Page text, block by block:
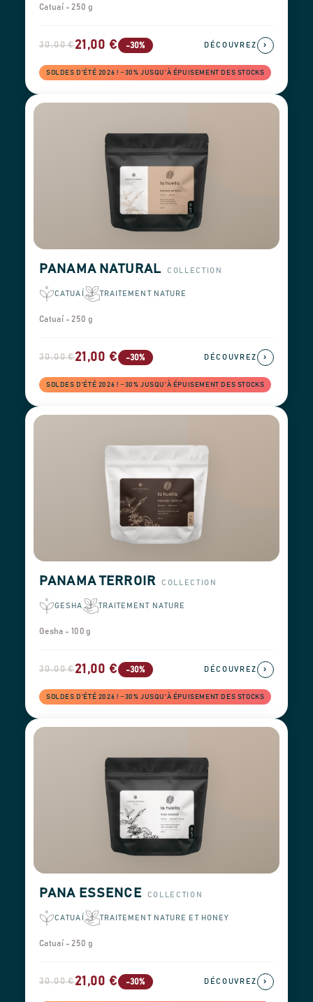
Catuaí - 250 g
30,00 €21,00 € -30%
SOLDES D'ÉTÉ 2026 ! −30% JUSQU'À ÉPUISEMENT DES STOCKS
DÉCOUVREZ ›
PANAMA NATURAL COLLECTION
CATUAÍ TRAITEMENT NATURE
Catuaí - 250 g
30,00 €21,00 € -30%
SOLDES D'ÉTÉ 2026 ! −30% JUSQU'À ÉPUISEMENT DES STOCKS
DÉCOUVREZ ›
PANAMA TERROIR COLLECTION
GESHA TRAITEMENT NATURE
Gesha - 100 g
30,00 €21,00 € -30%
SOLDES D'ÉTÉ 2026 ! −30% JUSQU'À ÉPUISEMENT DES STOCKS
DÉCOUVREZ ›
PANA ESSENCE COLLECTION
CATUAÍ TRAITEMENT NATURE ET HONEY
Catuaí - 250 g
30,00 €21,00 € -30% DÉCOUVREZ ›